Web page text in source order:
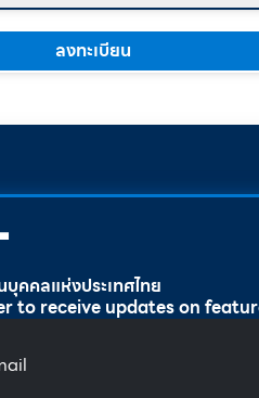
ลงทะเบียน
คคลแห่งประเทศไทย
to receive updates on